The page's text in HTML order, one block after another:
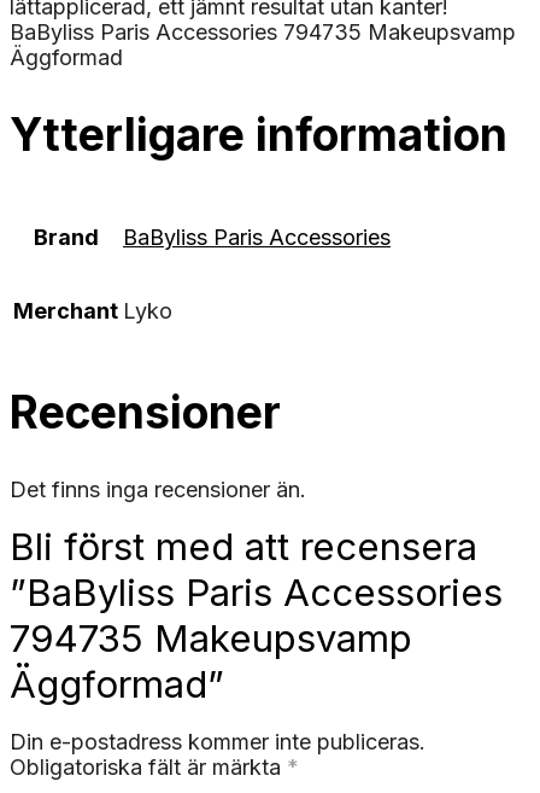
lättapplicerad, ett jämnt resultat utan kanter!
BaByliss Paris Accessories 794735 Makeupsvamp
Äggformad
Ytterligare information
Brand BaByliss Paris Accessories
Merchant Lyko
Recensioner
Det finns inga recensioner än.
Bli först med att recensera
”BaByliss Paris Accessories
794735 Makeupsvamp
Äggformad”
Din e-postadress kommer inte publiceras.
Obligatoriska fält är märkta *